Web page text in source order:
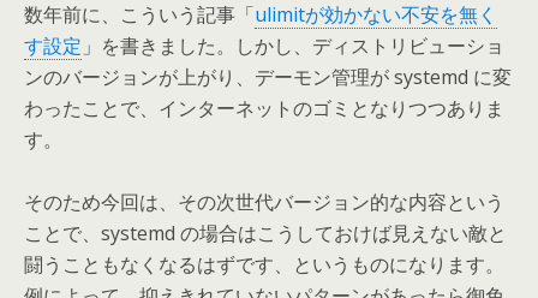
数年前に、こういう記事「ulimitが効かない不安を無く
す設定 」を書きました。しかし、ディストリビューショ
ンのバージョンが上がり、デーモン管理が systemd に変
わったことで、インターネットのゴミとなりつつありま
す。
そのため今回は、その次世代バージョン的な内容という
ことで、systemd の場合はこうしておけば見えない敵と
闘うこともなくなるはずです、というものになります。